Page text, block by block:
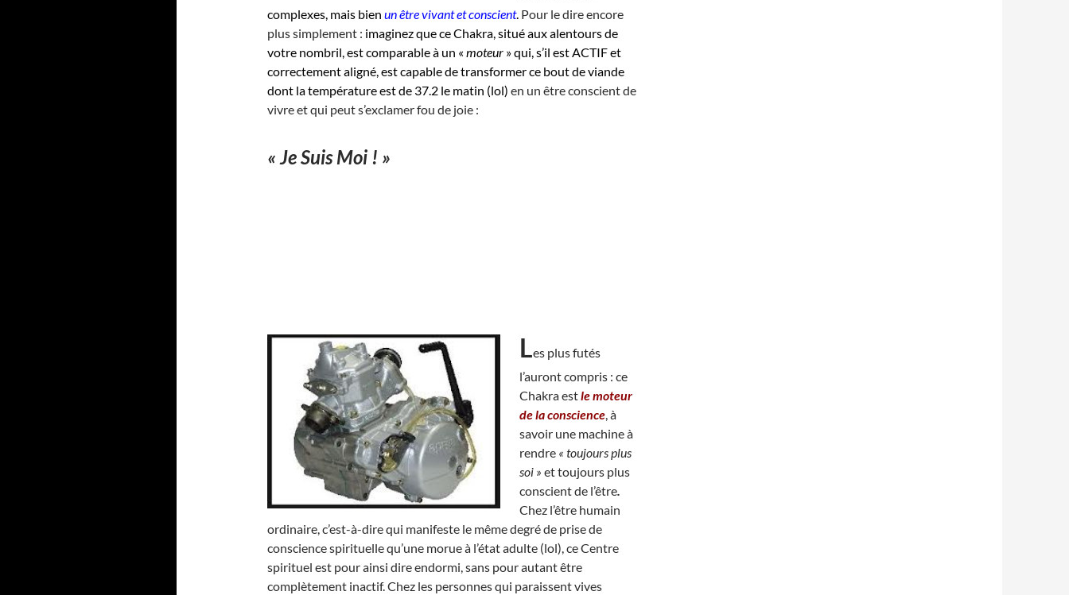
complexes, mais bien un être vivant et conscient. Pour le dire encore
plus simplement : imaginez que ce Chakra, situé aux alentours de
votre nombril, est comparable à un « moteur » qui, s’il est ACTIF et
correctement aligné, est capable de transformer ce bout de viande
dont la température est de 37.2 le matin (lol) en un être conscient de
vivre et qui peut s’exclamer fou de joie :
« Je Suis Moi ! »
Les plus futés
l’auront compris : ce
Chakra estle moteur
de la conscience, à
savoir une machine à
rendre « toujours plus
soi » et toujours plus
conscient de l’être.
Chez l’être humain
ordinaire, c’est-à-dire qui manifeste le même degré de prise de
conscience spirituelle qu’une morue à l’état adulte (lol), ce Centre
spirituel est pour ainsi dire endormi, sans pour autant être
complètement inactif. Chez les personnes qui paraissent vives